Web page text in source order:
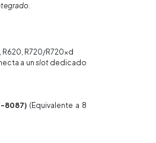
R620, R720/R720xd
a unslotdedicado
8087) (Equivalente a 8